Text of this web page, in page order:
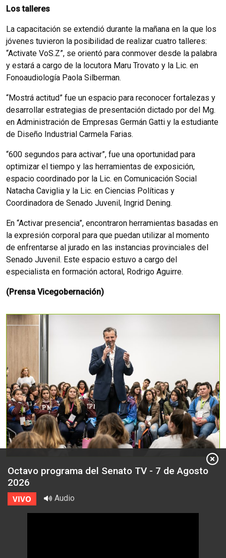
Los talleres
La capacitación se extendió durante la mañana en la que los
jóvenes tuvieron la posibilidad de realizar cuatro talleres:
“Activate VoS.Z”, se orientó para conmover desde la palabra
y estará a cargo de la locutora Maru Trovato y la Lic. en
Fonoaudiología Paola Silberman.
“Mostrá actitud” fue un espacio para reconocer fortalezas y
desarrollar estrategias de presentación dictado por del Mg.
en Administración de Empresas Germán Gatti y la estudiante
de Diseño Industrial Carmela Farias.
“600 segundos para activar”, fue una oportunidad para
optimizar el tiempo y las herramientas de exposición,
espacio coordinado por la Lic. en Comunicación Social
Natacha Caviglia y la Lic. en Ciencias Políticas y
Coordinadora de Senado Juvenil, Ingrid Dening.
En “Activar presencia”, encontraron herramientas basadas en
la expresión corporal para que puedan utilizar al momento
de enfrentarse al jurado en las instancias provinciales del
Senado Juvenil. Este espacio estuvo a cargo del
especialista en formación actoral, Rodrigo Aguirre.
(Prensa Vicegobernación)
Octavo programa del Senato TV - 7 de Agosto
2026
VIVO Audio